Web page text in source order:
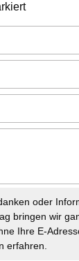
oder
bringen wir
Ihre E-
erfahren.